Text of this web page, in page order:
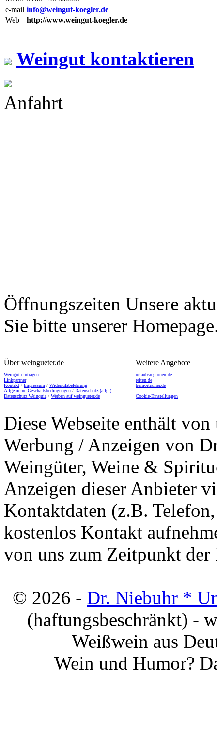
e-mail info@weingut-koegler.de
Web
http://www.weingut-koegler.de
Weingut kontaktieren
Anfahrt
Öffnungszeiten Unsere
Sie bitte unserer
Über weingueter.de
Weingut eintragen
Linkpartner
Kontakt / Impressum / Widerrufsbelehrung
Allgemeine Geschäftsbedingungen / Datenschutz (allg.)
Datenschutz Weinquiz / Werben auf weingueter.de
Weitere Angebote
urlaubsregionen.de
reiten.de
humortrainer.de
Cookie-Einstellungen
Diese Webseite enthält
Werbung / Anzeigen von
Weingüter, Weine &
Anzeigen dieser Anbieter
Kontaktdaten (z.B.
kostenlos Kontakt
von uns zum Zeitpunkt
© 2026 - Dr. Niebuhr *
(haftungsbeschränkt) -
Weißwein aus
Wein und Humor?